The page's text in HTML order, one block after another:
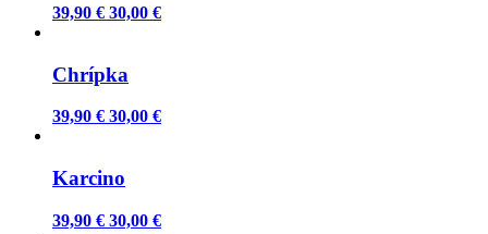
39,90 € 30,00 €
Chrípka
39,90 € 30,00 €
Karcino
39,90 € 30,00 €